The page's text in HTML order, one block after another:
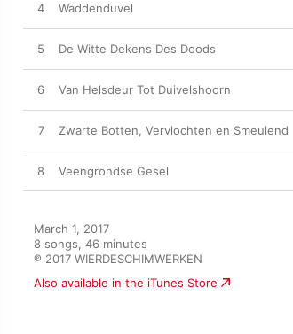
4 Waddenduvel
5 De Witte Dekens Des Doods
6 Van Helsdeur Tot Duivelshoorn
7 Zwarte Botten, Vervlochten en Smeulend
8 Veengrondse Gesel
March 1, 2017
8 songs, 46 minutes
℗ 2017 WIERDESCHIMWERKEN
Also available in the iTunes Store